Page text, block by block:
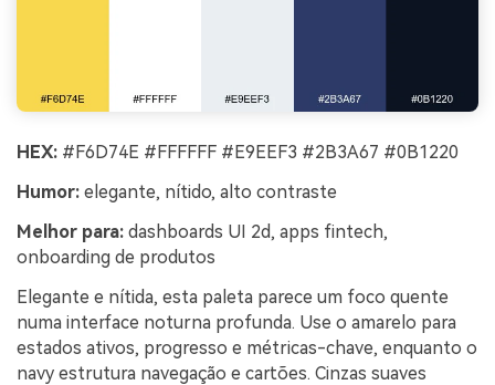
HEX: #F6D74E #FFFFFF #E9EEF3 #2B3A67 #0B1220
Humor: elegante, nítido, alto contraste
Melhor para: dashboards UI 2d, apps fintech,
onboarding de produtos
Elegante e nítida, esta paleta parece um foco quente
numa interface noturna profunda. Use o amarelo para
estados ativos, progresso e métricas-chave, enquanto o
navy estrutura navegação e cartões. Cinzas suaves